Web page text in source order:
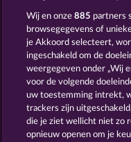
MAJESTIC KING
ATLANTIC WILDS
Wij en onze885 partners
browsegegevens of
je Akkoord selecteert,
ingeschakeld om de
weergegeven onder „Wij
voor de volgende
uw toestemming intrekt,
trackers zijn
die je ziet wellicht niet zo
opnieuw openen om je